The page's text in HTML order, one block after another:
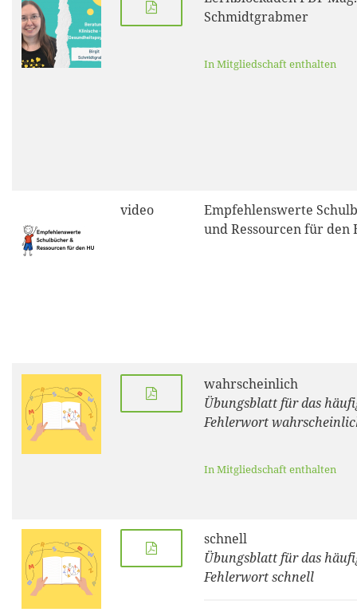
Schmidtgrabmer
In Mitgliedschaft enthalten
video
Empfehlenswerte
und Ressourcen für den
wahrscheinlich
Übungsblatt für das
Fehlerwort
In Mitgliedschaft enthalten
schnell
Übungsblatt für das
Fehlerwort schnell